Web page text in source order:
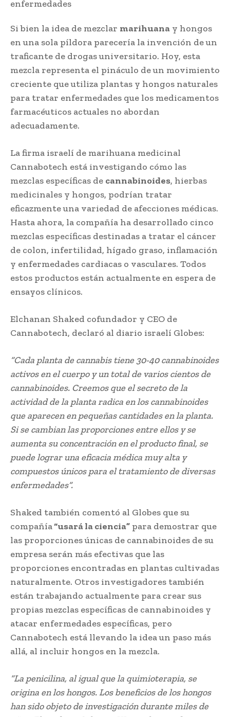
Si bien la idea de mezclar marihuana y hongos
en una sola píldora parecería la invención de un
traficante de drogas universitario. Hoy, esta
mezcla representa el pináculo de un movimiento
creciente que utiliza plantas y hongos naturales
para tratar enfermedades que los medicamentos
farmacéuticos actuales no abordan
adecuadamente.
La firma israelí de marihuana medicinal
Cannabotech está investigando cómo las
mezclas específicas de cannabinoides, hierbas
medicinales y hongos, podrían tratar
eficazmente una variedad de afecciones médicas.
Hasta ahora, la compañía ha desarrollado cinco
mezclas específicas destinadas a tratar el cáncer
de colon, infertilidad, hígado graso, inflamación
y enfermedades cardiacas o vasculares. Todos
estos productos están actualmente en espera de
ensayos clínicos.
Elchanan Shaked cofundador y CEO de
Cannabotech, declaró al diario israelí Globes:
“Cada planta de cannabis tiene 30-40 cannabinoides
activos en el cuerpo y un total de varios cientos de
cannabinoides. Creemos que el secreto de la
actividad de la planta radica en los cannabinoides
que aparecen en pequeñas cantidades en la planta.
Si se cambian las proporciones entre ellos y se
aumenta su concentración en el producto final, se
puede lograr una eficacia médica muy alta y
compuestos únicos para el tratamiento de diversas
enfermedades”.
Shaked también comentó al Globes que su
compañía“usará la ciencia” para demostrar que
las proporciones únicas de cannabinoides de su
empresa serán más efectivas que las
proporciones encontradas en plantas cultivadas
naturalmente. Otros investigadores también
están trabajando actualmente para crear sus
propias mezclas específicas de cannabinoides y
atacar enfermedades específicas, pero
Cannabotech está llevando la idea un paso más
allá, al incluir hongos en la mezcla.
“La penicilina, al igual que la quimioterapia, se
origina en los hongos. Los beneficios de los hongos
han sido objeto de investigación durante miles de